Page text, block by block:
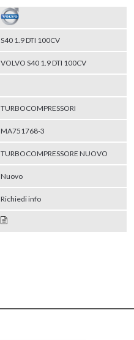
S40 1.9 DTI 100CV
VOLVO S40 1.9 DTI 100CV
TURBOCOMPRESSORI
MA751768-3
TURBOCOMPRESSORE NUOVO
Nuovo
Richiedi info